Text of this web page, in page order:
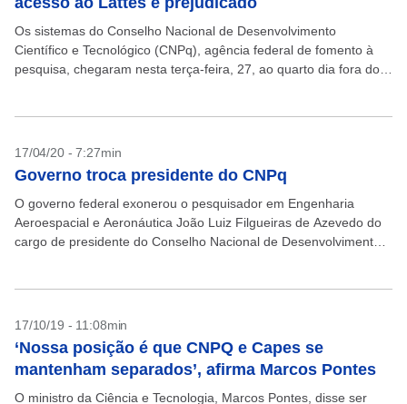
Os sistemas do Conselho Nacional de Desenvolvimento
Científico e Tecnológico (CNPq), agência federal de fomento à
pesquisa, chegaram nesta terça-feira, 27, ao quarto dia fora do
17/04/20 - 7:27min
Governo troca presidente do CNPq
O governo federal exonerou o pesquisador em Engenharia
Aeroespacial e Aeronáutica João Luiz Filgueiras de Azevedo do
cargo de presidente do Conselho Nacional de Desenvolvimento
17/10/19 - 11:08min
‘Nossa posição é que CNPQ e Capes se
mantenham separados’, afirma Marcos Pontes
O ministro da Ciência e Tecnologia, Marcos Pontes, disse ser